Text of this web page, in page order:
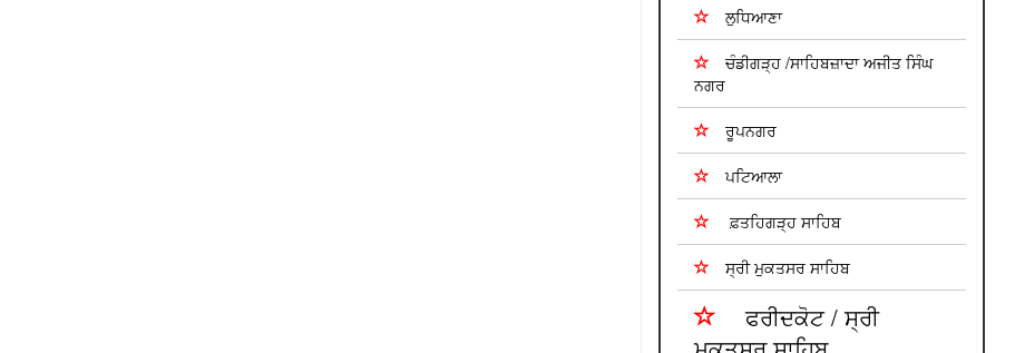
ਲੁਧਿਆਣਾ
ਚੰਡੀਗੜ੍ਹ /ਸਾਹਿਬਜ਼ਾਦਾ ਅਜੀਤ ਸਿੰਘ
ਨਗਰ
ਰੂਪਨਗਰ
ਪਟਿਆਲਾ
ਫ਼ਤਹਿਗੜ੍ਹ ਸਾਹਿਬ
ਸ੍ਰੀ ਮੁਕਤਸਰ ਸਾਹਿਬ
ਫਰੀਦਕੋਟ / ਸ੍ਰੀ